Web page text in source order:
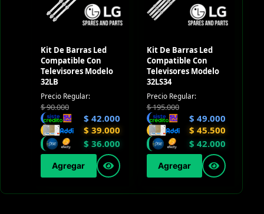
Kit De Barras Led
Compatible Con
Televisores Modelo
32LB
Precio Regular:
$90.000
$ 42.000
$ 39.000
$ 36.000
Agregar
Kit De Barras Led
Compatible Con
Televisores Modelo
32LS34
Precio Regular:
$195.000
$ 49.000
$ 45.500
$ 42.000
Agregar